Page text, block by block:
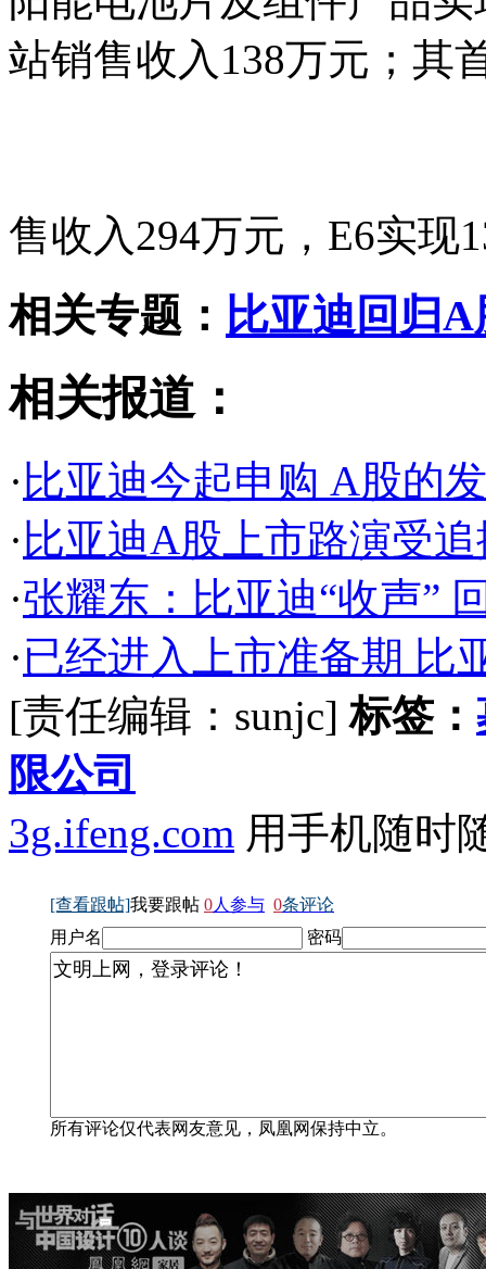
站销售收入138万元；其
售收入294万元，E6实现
相关专题： 比亚迪回归
相关报道：
·比亚迪今起申购 A股的
·比亚迪A股上市路演受
·张耀东：比亚迪“收声”
·已经进入上市准备期 比
[责任编辑：sunjc]标签：
限公司
3g.ifeng.com 用手机随时
[查看跟帖]我要跟帖 0人参与 0条评论
用户名
密码
所有评论仅代表网友意见，凤凰网保持中立。